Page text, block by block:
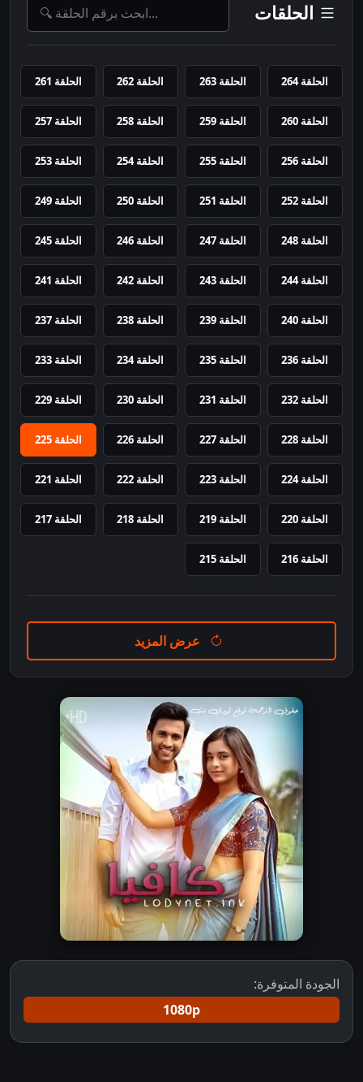
الحلقات
الحلقة 264 الحلقة 263 الحلقة 262 الحلقة 261
الحلقة 260 الحلقة 259 الحلقة 258 الحلقة 257
الحلقة 256 الحلقة 255 الحلقة 254 الحلقة 253
الحلقة 252 الحلقة 251 الحلقة 250 الحلقة 249
الحلقة 248 الحلقة 247 الحلقة 246 الحلقة 245
الحلقة 244 الحلقة 243 الحلقة 242 الحلقة 241
الحلقة 240 الحلقة 239 الحلقة 238 الحلقة 237
الحلقة 236 الحلقة 235 الحلقة 234 الحلقة 233
الحلقة 232 الحلقة 231 الحلقة 230 الحلقة 229
الحلقة 228 الحلقة 227 الحلقة 226 الحلقة 225
الحلقة 224 الحلقة 223 الحلقة 222 الحلقة 221
الحلقة 220 الحلقة 219 الحلقة 218 الحلقة 217
الحلقة 216 الحلقة 215
عرض المزيد
الجودة المتوفرة:
1080p